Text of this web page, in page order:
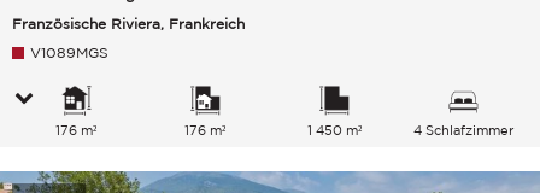
Französische Riviera, Frankreich
V1089MGS
176 m² 176 m² 1 450 m² 4 Schlafzimmer